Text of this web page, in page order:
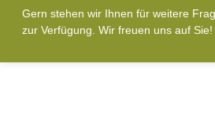
Gern stehen wir Ihnen für weitere
zur Verfügung. Wir freuen uns auf Sie!